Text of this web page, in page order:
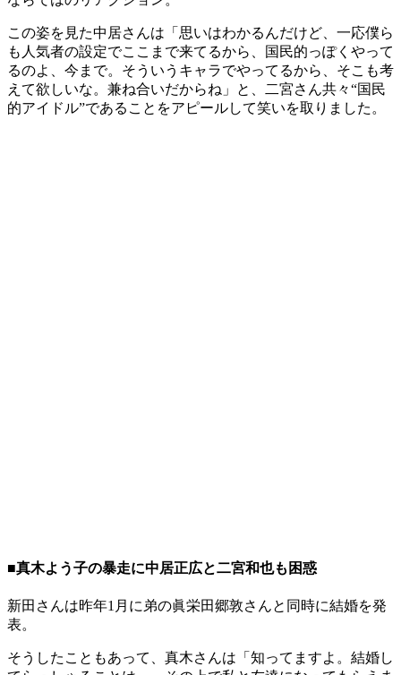
この姿を見た中居さんは「思いはわかるんだけど、一応僕ら
も人気者の設定でここまで来てるから、国民的っぽくやって
るのよ、今まで。そういうキャラでやってるから、そこも考
えて欲しいな。兼ね合いだからね」と、二宮さん共々“国民
的アイドル”であることをアピールして笑いを取りました。
■真木よう子の暴走に中居正広と二宮和也も困惑
新田さんは昨年1月に弟の眞栄田郷敦さんと同時に結婚を発
表。
そうしたこともあって、真木さんは「知ってますよ。結婚し